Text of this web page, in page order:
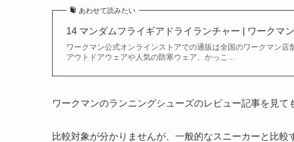
あわせて読みたい
14 マンダムフライギアドライランチャー | ワークマ
ワークマン公式オンラインストアでの通販は全国のワークマン
アウトドアウェアや人気の防寒ウェア、かっこ…
ワークマンのランニングシューズのレビュー記事を見て
比較対象が分かりませんが、一般的なスニーカーと比